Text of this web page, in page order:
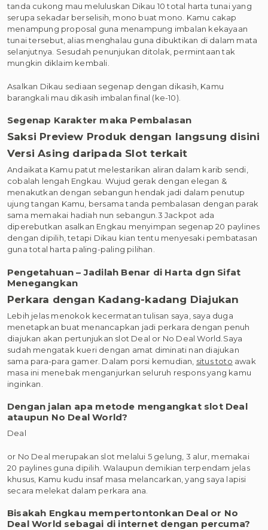
tanda cukong mau meluluskan Dikau 10 total harta tunai yang
serupa sekadar berselisih, mono buat mono. Kamu cakap
menampung proposal guna menampung imbalan kekayaan
tunai tersebut, alias menghalau guna dibuktikan di dalam mata
selanjutnya. Sesudah penunjukan ditolak, permintaan tak
mungkin diklaim kembali.
Asalkan Dikau sediaan segenap dengan dikasih, Kamu
barangkali mau dikasih imbalan final (ke-10).
Segenap Karakter maka Pembalasan
Saksi Preview Produk dengan langsung disini
Versi Asing daripada Slot terkait
Andaikata Kamu patut melestarikan aliran dalam karib sendi,
cobalah lengah Engkau. Wujud gerak dengan elegan &
menakutkan dengan sebangun hendak jadi dalam penutup
ujung tangan Kamu, bersama tanda pembalasan dengan parak
sama memakai hadiah nun sebangun.3 Jackpot ada
diperebutkan asalkan Engkau menyimpan segenap 20 paylines
dengan dipilih, tetapi Dikau kian tentu menyesaki pembatasan
guna total harta paling-paling pilihan.
Pengetahuan – Jadilah Benar di Harta dgn Sifat
Menegangkan
Perkara dengan Kadang-kadang Diajukan
Lebih jelas menokok kecermatan tulisan saya, saya duga
menetapkan buat menancapkan jadi perkara dengan penuh
diajukan akan pertunjukan slot Deal or No Deal World.Saya
sudah mengatak kueri dengan amat diminati nan diajukan
sama para-para gamer. Dalam porsi kemudian, situs toto awak
masa ini menebak menganjurkan seluruh respons yang kamu
inginkan.
Dengan jalan apa metode mengangkat slot Deal
ataupun No Deal World?
Deal
or No Deal merupakan slot melalui 5 gelung, 3 alur, memakai
20 paylines guna dipilih. Walaupun demikian terpendam jelas
khusus, Kamu kudu insaf masa melancarkan, yang saya lapisi
secara melekat dalam perkara ana.
Bisakah Engkau mempertontonkan Deal or No
Deal World sebagai di internet dengan percuma?